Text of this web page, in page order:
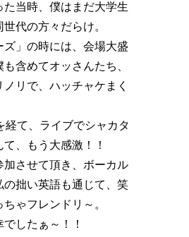
た当時、僕はまだ大学生
代の方々だらけ。
ズ」の時には、会場大盛
含めてオッさんたち、
リで、ハッチャケまく
経て、ライブでシャカタ
、もう大感激️！！
加させて頂き、ボーカル
の拙い英語も通じて、笑
ゃフレンドリ～。
したぁ～！！